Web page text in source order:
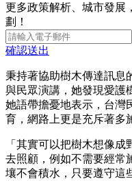
更多政策解析、城市發展
劃！
確認送出
秉持著協助樹木傳達訊息
與民眾演講，她發現愛護
她語帶擔憂地表示，台灣
育，網路上更是充斥著多
「其實可以把樹木想像
去照顧，例如不需要經常
壤不會積水，只要遵守這